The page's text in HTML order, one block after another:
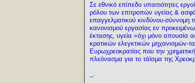
Σε εθνικό επίπεδο υπαιτιότητες
ρόλου των επιτροπών υγείας &
επαγγελματικού κινδύνου-σύννομη
κανονισμού εργασίας εν
έκτασης, υγεία =όχι μόνο απουσία
κρατικών ελεγκτικών μηχανισμών-
Ευρωχρεοκρατίας που την
πλεόνασμα για το τάϊσμα της